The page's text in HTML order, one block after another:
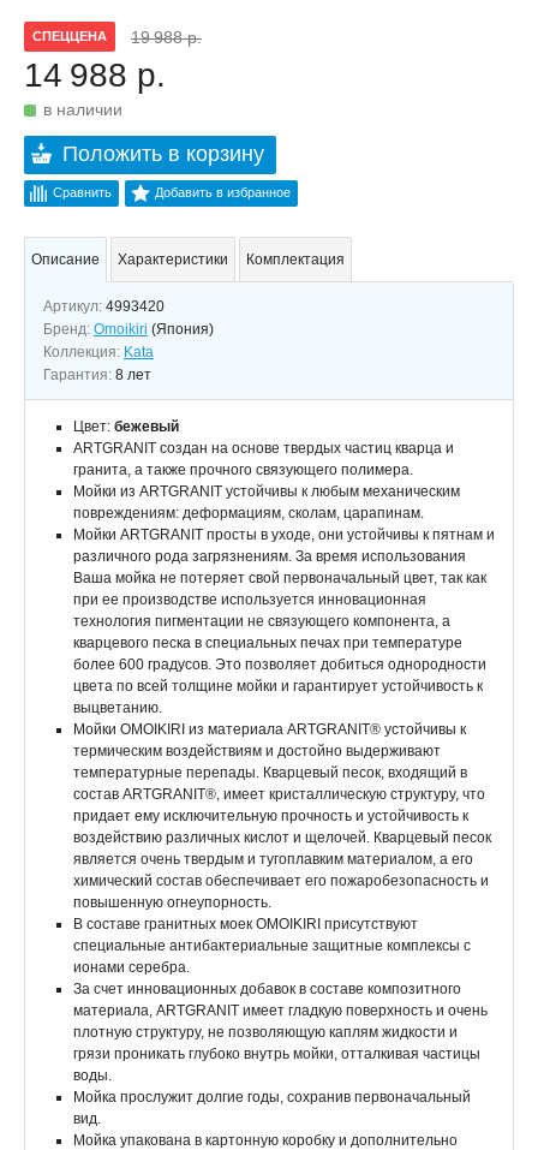
СПЕЦЦЕНА 19 988 р.
14 988 р.
в наличии
Положить в корзину
Сравнить Добавить в избранное
Описание Характеристики Комплектация
Артикул: 4993420
Бренд: Omoikiri (Япония)
Коллекция: Kata
Гарантия: 8 лет
Цвет: бежевый
ARTGRANIT создан на основе твердых частиц кварца и
гранита, а также прочного связующего полимера.
Мойки из ARTGRANIT устойчивы к любым механическим
повреждениям: деформациям, сколам, царапинам.
Мойки ARTGRANIT просты в уходе, они устойчивы к пятнам и
различного рода загрязнениям. За время использования
Ваша мойка не потеряет свой первоначальный цвет, так как
при ее производстве используется инновационная
технология пигментации не связующего компонента, а
кварцевого песка в специальных печах при температуре
более 600 градусов. Это позволяет добиться однородности
цвета по всей толщине мойки и гарантирует устойчивость к
выцветанию.
Мойки OMOIKIRI из материала ARTGRANIT® устойчивы к
термическим воздействиям и достойно выдерживают
температурные перепады. Кварцевый песок, входящий в
состав ARTGRANIT®, имеет кристаллическую структуру, что
придает ему исключительную прочность и устойчивость к
воздействию различных кислот и щелочей. Кварцевый песок
является очень твердым и тугоплавким материалом, а его
химический состав обеспечивает его пожаробезопасность и
повышенную огнеупорность.
В составе гранитных моек OMOIKIRI присутствуют
специальные антибактериальные защитные комплексы с
ионами серебра.
За счет инновационных добавок в составе композитного
материала, ARTGRANIT имеет гладкую поверхность и очень
плотную структуру, не позволяющую каплям жидкости и
грязи проникать глубоко внутрь мойки, отталкивая частицы
воды.
Мойка прослужит долгие годы, сохранив первоначальный
вид.
Мойка упакована в картонную коробку и дополнительно